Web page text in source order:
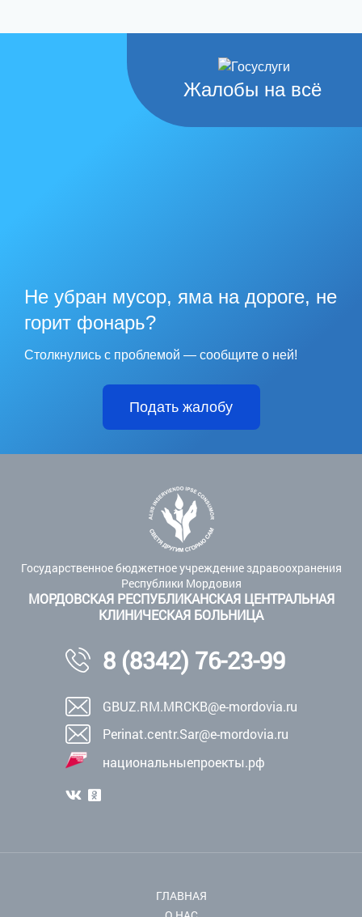
Жалобы на всё
Не убран мусор, яма на дороге, не
горит фонарь?
Столкнулись с проблемой — сообщите о ней!
Подать жалобу
Государственное бюджетное учреждение здравоохранения
Республики Мордовия
МОРДОВСКАЯ РЕСПУБЛИКАНСКАЯ ЦЕНТРАЛЬНАЯ
КЛИНИЧЕСКАЯ БОЛЬНИЦА
8 (8342) 76-23-99
GBUZ.RM.MRCKB@e-mordovia.ru
Perinat.centr.Sar@e-mordovia.ru
национальныепроекты.рф
ГЛАВНАЯ